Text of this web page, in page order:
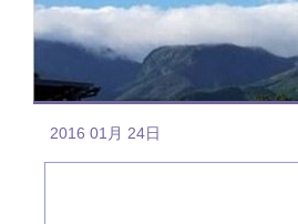
2016 01月 24日